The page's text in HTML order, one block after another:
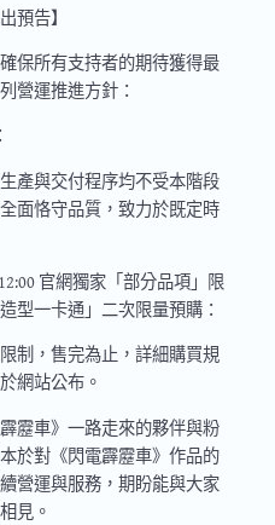
預告】
保所有支持者的期待獲得最
營運推進方針：
產與交付程序均不受本階段
面恪守品質，致力於既定時
官網獨家「部分品項」限
型一卡通」二次限量預購：
制，售完為止，詳細購買規
網站公布。
靂車》一路走來的夥伴與粉
於對《閃電霹靂車》作品的
營運與服務，期盼能與大家
見。